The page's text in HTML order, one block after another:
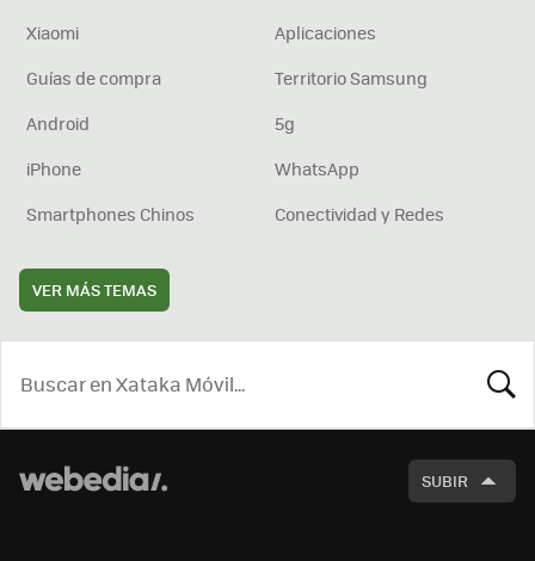
Xiaomi
Aplicaciones
Guías de compra
Territorio Samsung
Android
5g
iPhone
WhatsApp
Smartphones Chinos
Conectividad y Redes
VER MÁS TEMAS
SUBIR